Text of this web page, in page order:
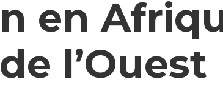
n en
de l’Ouest